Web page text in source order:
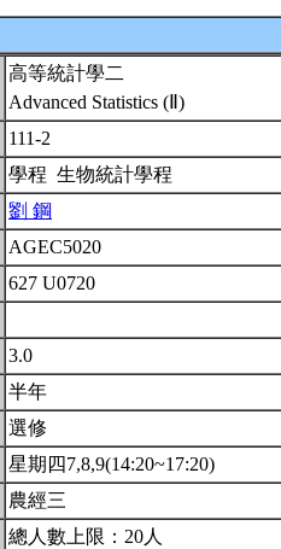
高等統計學二
Advanced Statistics (Ⅱ)
111-2
學程 生物統計學程
劉 鋼
AGEC5020
627 U0720
3.0
半年
選修
星期四7,8,9(14:20~17:20)
農經三
總人數上限：20人